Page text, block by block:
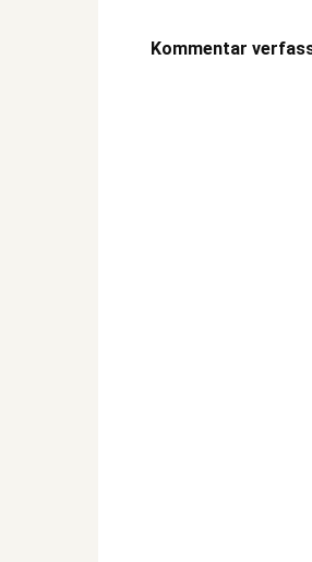
Kommentar